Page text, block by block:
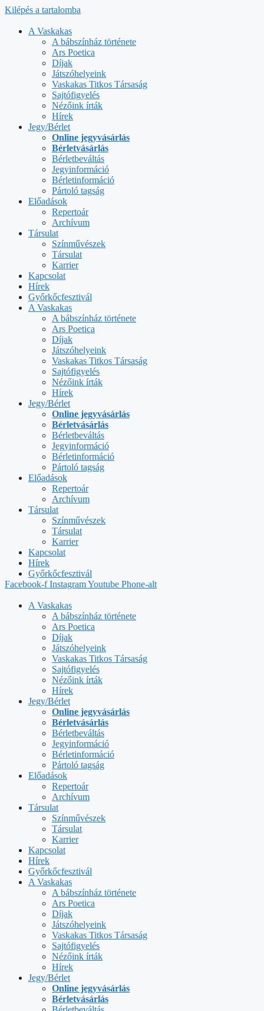
Kilépés a tartalomba
A Vaskakas
A bábszínház története
Ars Poetica
Díjak
Játszóhelyeink
Vaskakas Titkos Társaság
Sajtófigyelés
Nézőink írták
Hírek
Jegy/Bérlet
Online jegyvásárlás
Bérletvásárlás
Bérletbeváltás
Jegyinformáció
Bérletinformáció
Pártoló tagság
Előadások
Repertoár
Archívum
Társulat
Színművészek
Társulat
Karrier
Kapcsolat
Hírek
Győrkőcfesztivál
A Vaskakas
A bábszínház története
Ars Poetica
Díjak
Játszóhelyeink
Vaskakas Titkos Társaság
Sajtófigyelés
Nézőink írták
Hírek
Jegy/Bérlet
Online jegyvásárlás
Bérletvásárlás
Bérletbeváltás
Jegyinformáció
Bérletinformáció
Pártoló tagság
Előadások
Repertoár
Archívum
Társulat
Színművészek
Társulat
Karrier
Kapcsolat
Hírek
Győrkőcfesztivál
Facebook-f InstagramYoutube Phone-alt
A Vaskakas
A bábszínház története
Ars Poetica
Díjak
Játszóhelyeink
Vaskakas Titkos Társaság
Sajtófigyelés
Nézőink írták
Hírek
Jegy/Bérlet
Online jegyvásárlás
Bérletvásárlás
Bérletbeváltás
Jegyinformáció
Bérletinformáció
Pártoló tagság
Előadások
Repertoár
Archívum
Társulat
Színművészek
Társulat
Karrier
Kapcsolat
Hírek
Győrkőcfesztivál
A Vaskakas
A bábszínház története
Ars Poetica
Díjak
Játszóhelyeink
Vaskakas Titkos Társaság
Sajtófigyelés
Nézőink írták
Hírek
Jegy/Bérlet
Online jegyvásárlás
Bérletvásárlás